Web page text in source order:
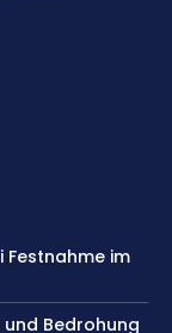
Festnahme im
Bedrohung